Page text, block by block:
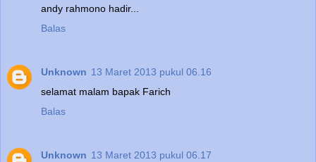
andy rahmono hadir...
Balas
Unknown 13 Maret 2013 pukul 06.16
selamat malam bapak Farich
Balas
Unknown 13 Maret 2013 pukul 06.17